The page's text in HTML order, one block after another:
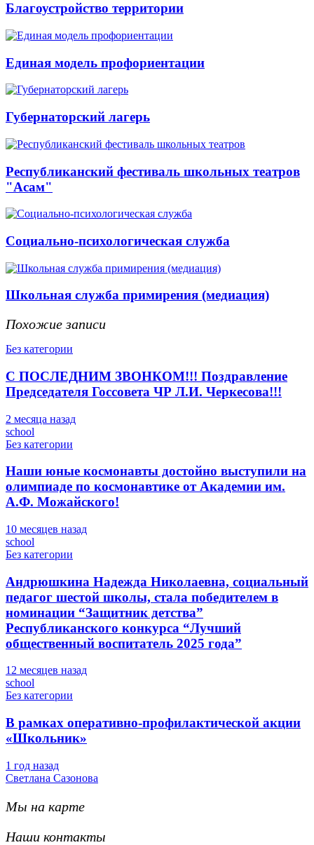
Благоустройство территории
Единая модель профориентации
Губернаторский лагерь
Республиканский фестиваль школьных театров
"Асам"
Социально-психологическая служба
Школьная служба примирения (медиация)
Похожие записи
Без категории
С ПОСЛЕДНИМ ЗВОНКОМ!!! Поздравление
Председателя Госсовета ЧР Л.И. Черкесова!!!
2 месяца назад
school
Без категории
Наши юные космонавты достойно выступили на
олимпиаде по космонавтике от Академии им.
А.Ф. Можайского!
10 месяцев назад
school
Без категории
Андрюшкина Надежда Николаевна, социальный
педагог шестой школы, стала победителем в
номинации “Защитник детства”
Республиканского конкурса “Лучший
общественный воспитатель 2025 года”
12 месяцев назад
school
Без категории
В рамках оперативно-профилактической акции
«Школьник»
1 год назад
Светлана Сазонова
Мы на карте
Наши контакты